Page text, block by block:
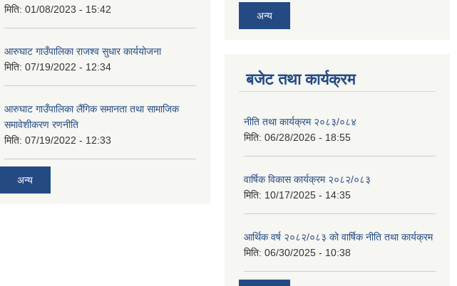
मिति: 01/08/2023 - 15:42
आरुघाट गाउँपालिका राजश्व सुधार कार्ययोजना
मिति: 07/19/2022 - 12:34
आरुघाट गाउँपालिका लैंगिक समानता तथा सामाजिक
समावेशीकरण रणनीति
मिति: 07/19/2022 - 12:33
अन्य
अन्य
बजेट तथा कार्यक्रम
नीति तथा कार्यक्रम २०८३/०८४
मिति: 06/28/2026 - 18:55
वार्षिक विकास कार्यक्रम २०८२/०८३
मिति: 10/17/2025 - 14:35
आर्थिक वर्ष २०८२/०८३ को वार्षिक नीति तथा कार्यक्रम
मिति: 06/30/2025 - 10:38